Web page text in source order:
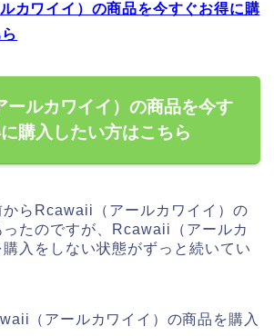
カワイイ）の商品を今すぐお得に購
ルカワイイ）の商品を今す
購入したい方はこちら
らRcawaii（アールカワイイ）の
たのですが、Rcawaii（アールカ
入をしない状態がずっと続いてい
（アールカワイイ）の商品を購入